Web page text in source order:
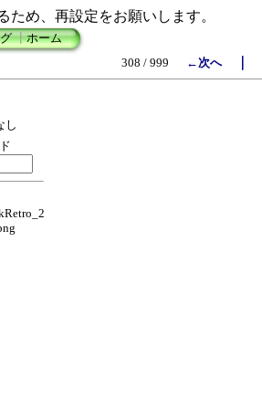
め、再設定をお願いします。
┃ホーム
308 / 999
←次へ｜
し